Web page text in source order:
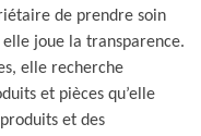
de prendre soin
joue la transparence.
elle recherche
et pièces qu’elle
et des